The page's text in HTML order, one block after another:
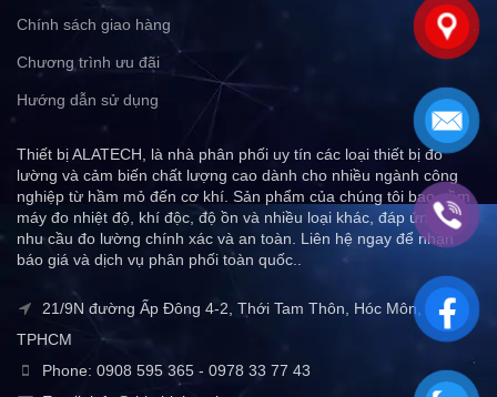
Chính sách giao hàng
Chương trình ưu đãi
Hướng dẫn sử dụng
Thiết bị ALATECH, là nhà phân phối uy tín các loại thiết bị đo
lường và cảm biến chất lượng cao dành cho nhiều ngành công
nghiệp từ hầm mỏ đến cơ khí. Sản phẩm của chúng tôi bao gồm
máy đo nhiệt độ, khí độc, độ ồn và nhiều loại khác, đáp ứng mọi
nhu cầu đo lường chính xác và an toàn. Liên hệ ngay để nhận
báo giá và dịch vụ phân phối toàn quốc..
21/9N đường Ấp Đông 4-2, Thới Tam Thôn, Hóc Môn,
TPHCM
Phone: 0908 595 365 - 0978 33 77 43